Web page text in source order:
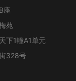
座
苑
下1幢A1单元
328号